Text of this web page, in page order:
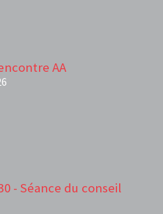
AA
- Séance du conseil